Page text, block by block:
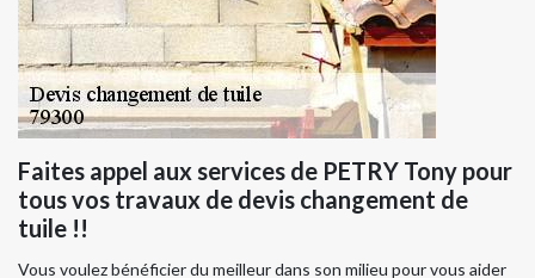
Faites appel aux services de PETRY Tony pour
tous vos travaux de devis changement de
tuile !!
Vous voulez bénéficier du meilleur dans son milieu pour vous aider